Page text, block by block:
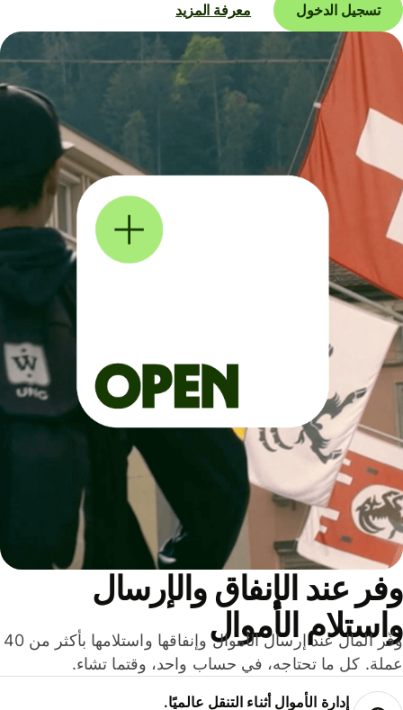
تسجيل الدخول معرفة المزيد
عند الإنفاق والإرسال
الأموال
وفّر المال عند إرسال الأموال وإنفاقها واستلامها بأكثر من 40
كل ما تحتاجه، في حساب واحد، وقتما تشاء.
إدارة الأموال أثناء التنقل عالميًا.